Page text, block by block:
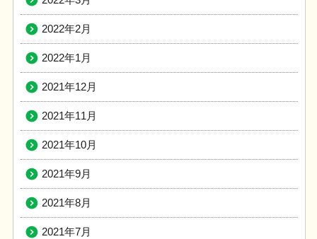
2022年2月
2022年1月
2021年12月
2021年11月
2021年10月
2021年9月
2021年8月
2021年7月